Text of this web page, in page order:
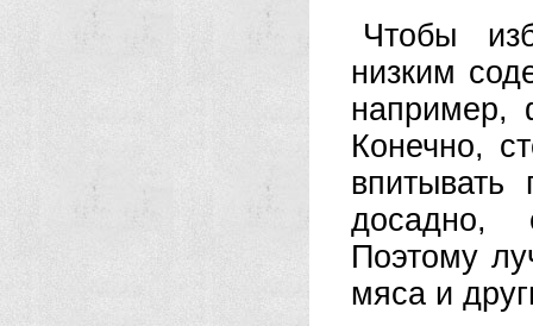
Чтобы
низким
например,
Конечно,
впитывать
досадно,
Поэтому
мяса и